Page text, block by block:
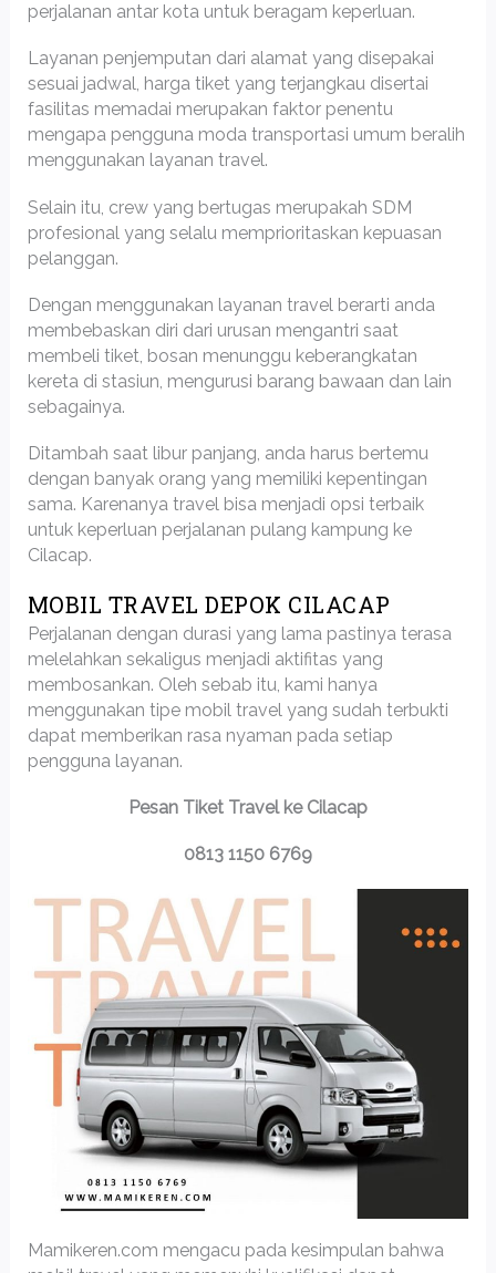
perjalanan antar kota untuk beragam keperluan.
Layanan penjemputan dari alamat yang disepakai
sesuai jadwal, harga tiket yang terjangkau disertai
fasilitas memadai merupakan faktor penentu
mengapa pengguna moda transportasi umum beralih
menggunakan layanan travel.
Selain itu, crew yang bertugas merupakah SDM
profesional yang selalu memprioritaskan kepuasan
pelanggan.
Dengan menggunakan layanan travel berarti anda
membebaskan diri dari urusan mengantri saat
membeli tiket, bosan menunggu keberangkatan
kereta di stasiun, mengurusi barang bawaan dan lain
sebagainya.
Ditambah saat libur panjang, anda harus bertemu
dengan banyak orang yang memiliki kepentingan
sama. Karenanya travel bisa menjadi opsi terbaik
untuk keperluan perjalanan pulang kampung ke
Cilacap.
MOBIL TRAVEL DEPOK CILACAP
Perjalanan dengan durasi yang lama pastinya terasa
melelahkan sekaligus menjadi aktifitas yang
membosankan. Oleh sebab itu, kami hanya
menggunakan tipe mobil travel yang sudah terbukti
dapat memberikan rasa nyaman pada setiap
pengguna layanan.
Pesan Tiket Travel ke Cilacap
0813 1150 6769
Mamikeren.com mengacu pada kesimpulan bahwa